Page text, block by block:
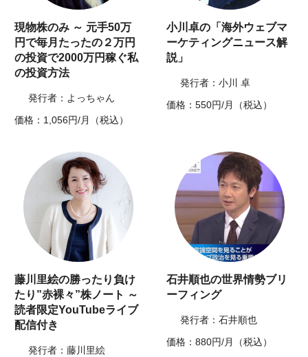
現物株のみ ～ 元手50万
円で毎月たったの２万円
の投資で2000万円稼ぐ私
の投資方法
発行者：よっちゃん
価格：1,056円/月（税込）
小川卓の「海外ウェブマ
ーケティングニュース解
説」
発行者：小川 卓
価格：550円/月（税込）
藤川里絵の勝ったり負け
たり”赤裸々”株ノート ～
読者限定YouTubeライブ
配信付き
発行者：藤川里絵
石井順也の世界情勢ブリ
ーフィング
発行者：石井順也
価格：880円/月（税込）